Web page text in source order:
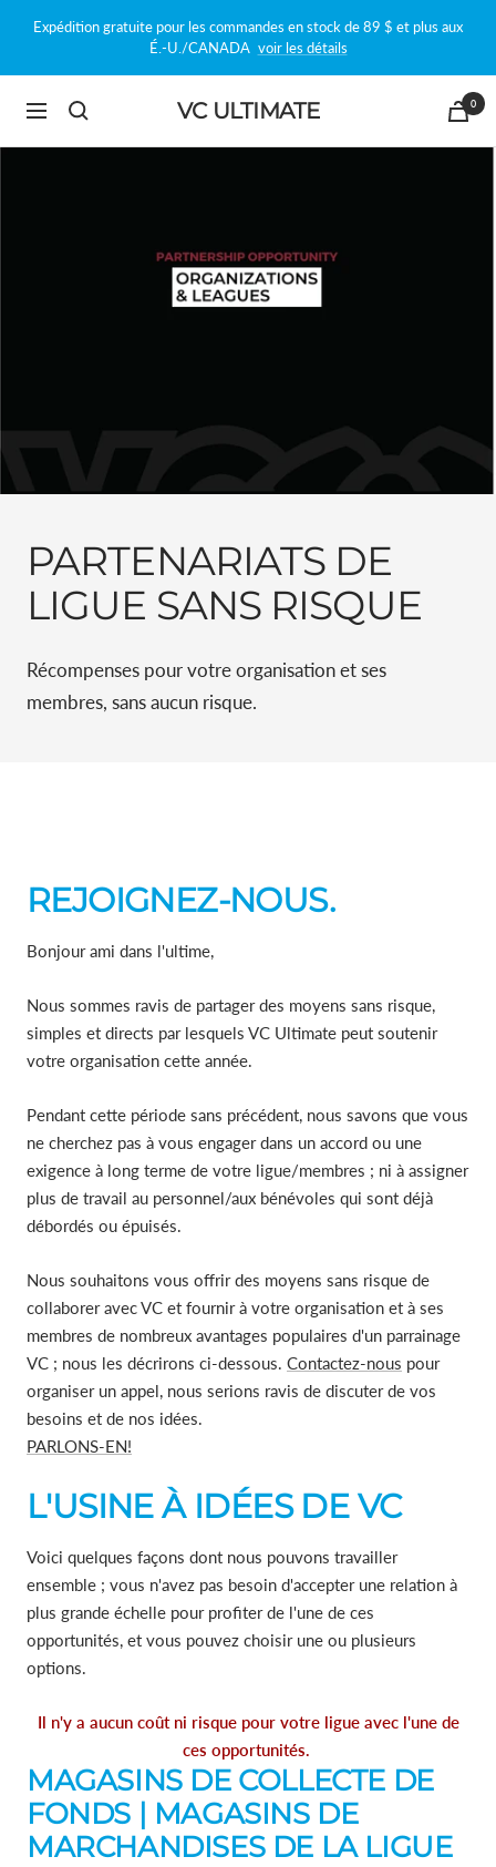
Expédition gratuite pour les commandes en stock de 89 $ et plus aux
É.-U./CANADA voir les détails
Navigation VC ULTIMATE 0
PARTENARIATS DE
LIGUE SANS RISQUE
Récompenses pour votre organisation et ses
membres, sans aucun risque.
REJOIGNEZ-NOUS.
Bonjour ami dans l'ultime,
Nous sommes ravis de partager des moyens sans risque,
simples et directs par lesquels VC Ultimate peut soutenir
votre organisation cette année.
Pendant cette période sans précédent, nous savons que vous
ne cherchez pas à vous engager dans un accord ou une
exigence à long terme de votre ligue/membres ; ni à assigner
plus de travail au personnel/aux bénévoles qui sont déjà
débordés ou épuisés.
Nous souhaitons vous offrir des moyens sans risque de
collaborer avec VC et fournir à votre organisation et à ses
membres de nombreux avantages populaires d'un parrainage
VC ; nous les décrirons ci-dessous. Contactez-nous pour
organiser un appel, nous serions ravis de discuter de vos
besoins et de nos idées.
PARLONS-EN!
L'USINE À IDÉES DE VC
Voici quelques façons dont nous pouvons travailler
ensemble ; vous n'avez pas besoin d'accepter une relation à
plus grande échelle pour profiter de l'une de ces
opportunités, et vous pouvez choisir une ou plusieurs
options.
Il n'y a aucun coût ni risque pour votre ligue avec l'une de
ces opportunités.
MAGASINS DE COLLECTE DE
FONDS | MAGASINS DE
MARCHANDISES DE LA LIGUE